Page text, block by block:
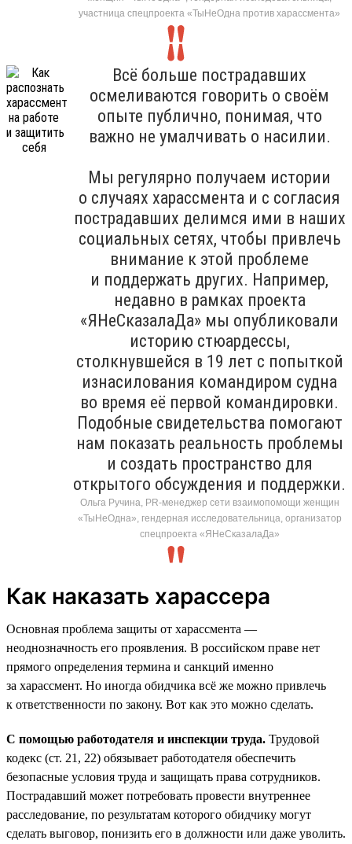
участница спецпроекта «ТыНеОдна против харассмента»
Всё больше пострадавших
осмеливаются говорить о своём
опыте публично, понимая, что
важно не умалчивать о насилии.
Мы регулярно получаем истории
о случаях харассмента и с согласия
пострадавших делимся ими в наших
социальных сетях, чтобы привлечь
внимание к этой проблеме
и поддержать других. Например,
недавно в рамках проекта
«ЯНеСказалаДа» мы опубликовали
историю стюардессы,
столкнувшейся в 19 лет с попыткой
изнасилования командиром судна
во время её первой командировки.
Подобные свидетельства помогают
нам показать реальность проблемы
и создать пространство для
открытого обсуждения и поддержки.
Ольга Ручина, PR-менеджер сети взаимопомощи женщин
«ТыНеОдна», гендерная исследовательница, организатор
спецпроекта «ЯНеСказалаДа»
Как наказать харассера
Основная проблема защиты от харассмента —
неоднозначность его проявления. В российском праве нет
прямого определения термина и санкций именно
за харассмент. Но иногда обидчика всё же можно привлечь
к ответственности по закону. Вот как это можно сделать.
С помощью работодателя и инспекции труда. Трудовой
кодекс (ст. 21, 22) обязывает работодателя обеспечить
безопасные условия труда и защищать права сотрудников.
Пострадавший может потребовать провести внутреннее
расследование, по результатам которого обидчику могут
сделать выговор, понизить его в должности или даже уволить.